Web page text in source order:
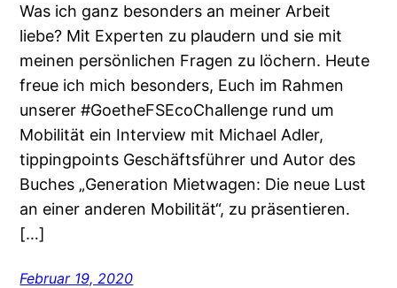
Was ich ganz besonders an meiner Arbeit
liebe? Mit Experten zu plaudern und sie mit
meinen persönlichen Fragen zu löchern. Heute
freue ich mich besonders, Euch im Rahmen
unserer #GoetheFSEcoChallenge rund um
Mobilität ein Interview mit Michael Adler,
tippingpoints Geschäftsführer und Autor des
Buches „Generation Mietwagen: Die neue Lust
an einer anderen Mobilität“, zu präsentieren.
[…]
Februar 19, 2020